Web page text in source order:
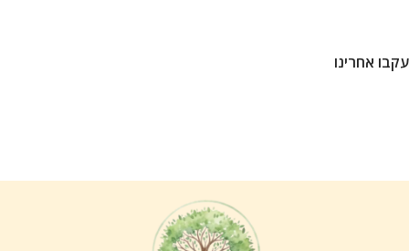
עקבו אחרינו